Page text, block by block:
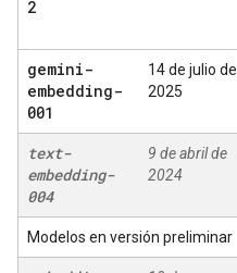
2
gemini-
embedding-
001
14 de julio de
2025
text-
embedding-
004
9 de abril de
2024
Modelos en versión preliminar